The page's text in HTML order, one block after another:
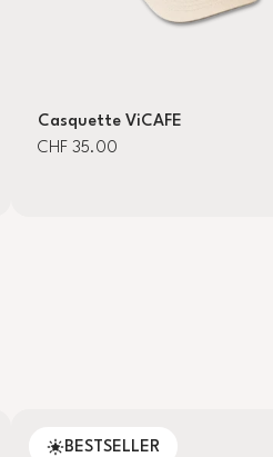
Casquette ViCAFE
CHF 35.00
BESTSELLER